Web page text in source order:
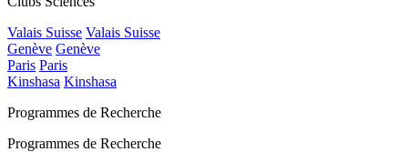
Valais Suisse Valais Suisse
Genève Genève
Paris Paris
Kinshasa Kinshasa
Programmes de Recherche
Programmes de Recherche